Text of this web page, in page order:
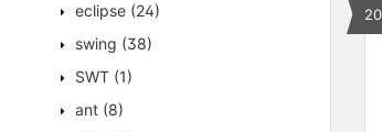
eclipse (24)
swing (38)
SWT (1)
ant (8)